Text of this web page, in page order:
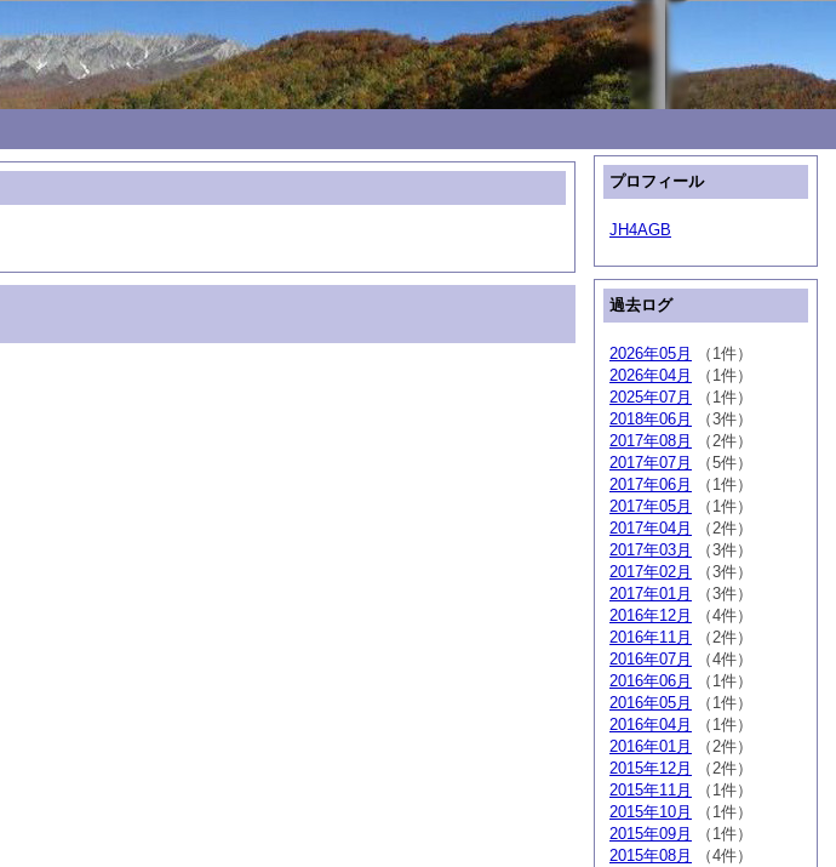
プロフィール
JH4AGB
過去ログ
2026年05月
（1件）
2026年04月
（1件）
2025年07月
（1件）
2018年06月
（3件）
2017年08月
（2件）
2017年07月
（5件）
2017年06月
（1件）
2017年05月
（1件）
2017年04月
（2件）
2017年03月
（3件）
2017年02月
（3件）
2017年01月
（3件）
2016年12月
（4件）
2016年11月
（2件）
2016年07月
（4件）
2016年06月
（1件）
2016年05月
（1件）
2016年04月
（1件）
2016年01月
（2件）
2015年12月
（2件）
2015年11月
（1件）
2015年10月
（1件）
2015年09月
（1件）
2015年08月
（4件）